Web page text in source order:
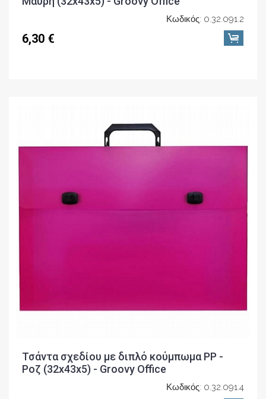
Κωδικός: 0.32.091.2
6,30 €
Τσάντα σχεδίου με διπλό κούμπωμα PP -
Ροζ (32x43x5) - Groovy Office
Κωδικός: 0.32.091.4